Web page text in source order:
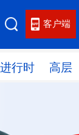
客户端
行时 高层
网站地图